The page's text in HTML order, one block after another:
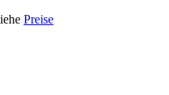
Preise